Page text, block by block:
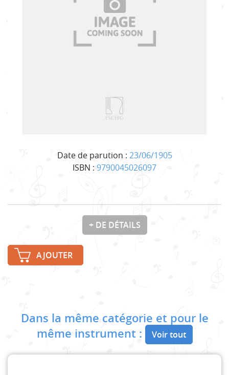
Date de parution : 23/06/1905
ISBN : 9790045026097
+ DE DÉTAILS
AJOUTER
Dans la même catégorie et pour le
même instrument :
Voir tout